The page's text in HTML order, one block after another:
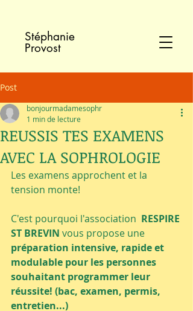
Stéphanie
Provost
Post
REUSSIS TES EXAMENS
AVEC LA SOPHROLOGIE
bonjourmadamesophr
1 min de lecture
Les examens approchent et la
tension monte!
C'est pourquoi l'association RESPIRE
ST BREVIN vous propose une
préparation intensive, rapide et
modulable pour les personnes
souhaitant programmer leur
réussite! (bac, examen, permis,
entretien...)